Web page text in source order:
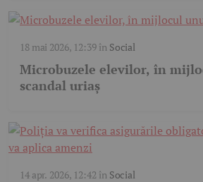
18 mai 2026, 12:39în Social
Microbuzele elevilor, în
scandal uriaș
14 apr. 2026, 12:42 în Social